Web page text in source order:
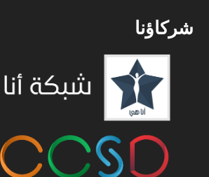
شركاؤنا